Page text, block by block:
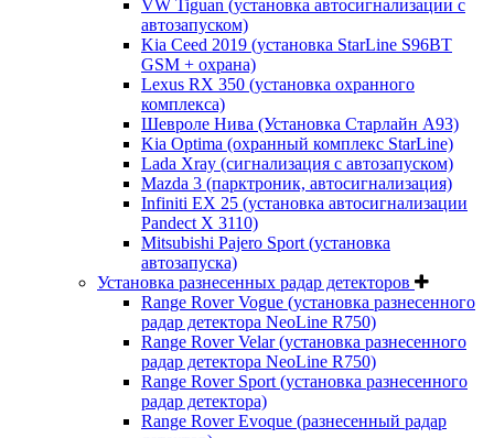
VW Tiguan (установка автосигнализации с
автозапуском)
Kia Ceed 2019 (установка StarLine S96BT
GSM + охрана)
Lexus RX 350 (установка охранного
комплекса)
Шевроле Нива (Установка Старлайн А93)
Kia Optima (охранный комплекс StarLine)
Lada Xray (сигнализация с автозапуском)
Mazda 3 (парктроник, автосигнализация)
Infiniti EX 25 (установка автосигнализации
Pandect X 3110)
Mitsubishi Pajero Sport (установка
автозапуска)
Установка разнесенных радар детекторов
Range Rover Vogue (установка разнесенного
радар детектора NeoLine R750)
Range Rover Velar (установка разнесенного
радар детектора NeoLine R750)
Range Rover Sport (установка разнесенного
радар детектора)
Range Rover Evoque (разнесенный радар